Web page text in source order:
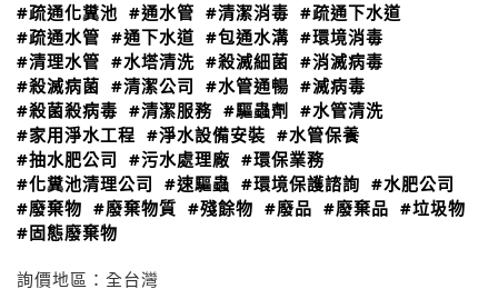
#疏通化糞池 #通水管 #清潔消毒 #疏通下水道
#疏通水管 #通下水道 #包通水溝 #環境消毒
#清理水管 #水塔清洗 #殺滅細菌 #消滅病毒
#殺滅病菌 #清潔公司 #水管通暢 #滅病毒
#殺菌殺病毒 #清潔服務 #驅蟲劑
#水管清洗
#家用淨水工程 #淨水設備安裝 #水管保養
#抽水肥公司 #污水處理廠 #環保業務
#化糞池清理公司 #速驅蟲 #環境保護諮詢 #水肥公司
#廢棄物 #廢棄物質 #殘餘物 #廢品 #廢棄品 #垃圾物
#固態廢棄物
詢價地區： 全台灣